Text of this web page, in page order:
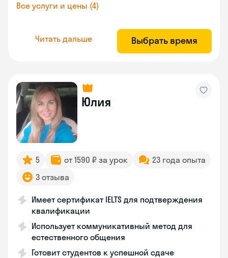
Все услуги и цены (4)
Читать дальше Выбрать время
Юлия
5 от 1590 ₽ за урок
23 года опыта
3 отзыва
Имеет сертификат IELTS для подтверждения
квалификации
Использует коммуникативный метод для
естественного общения
Готовит студентов к успешной сдаче